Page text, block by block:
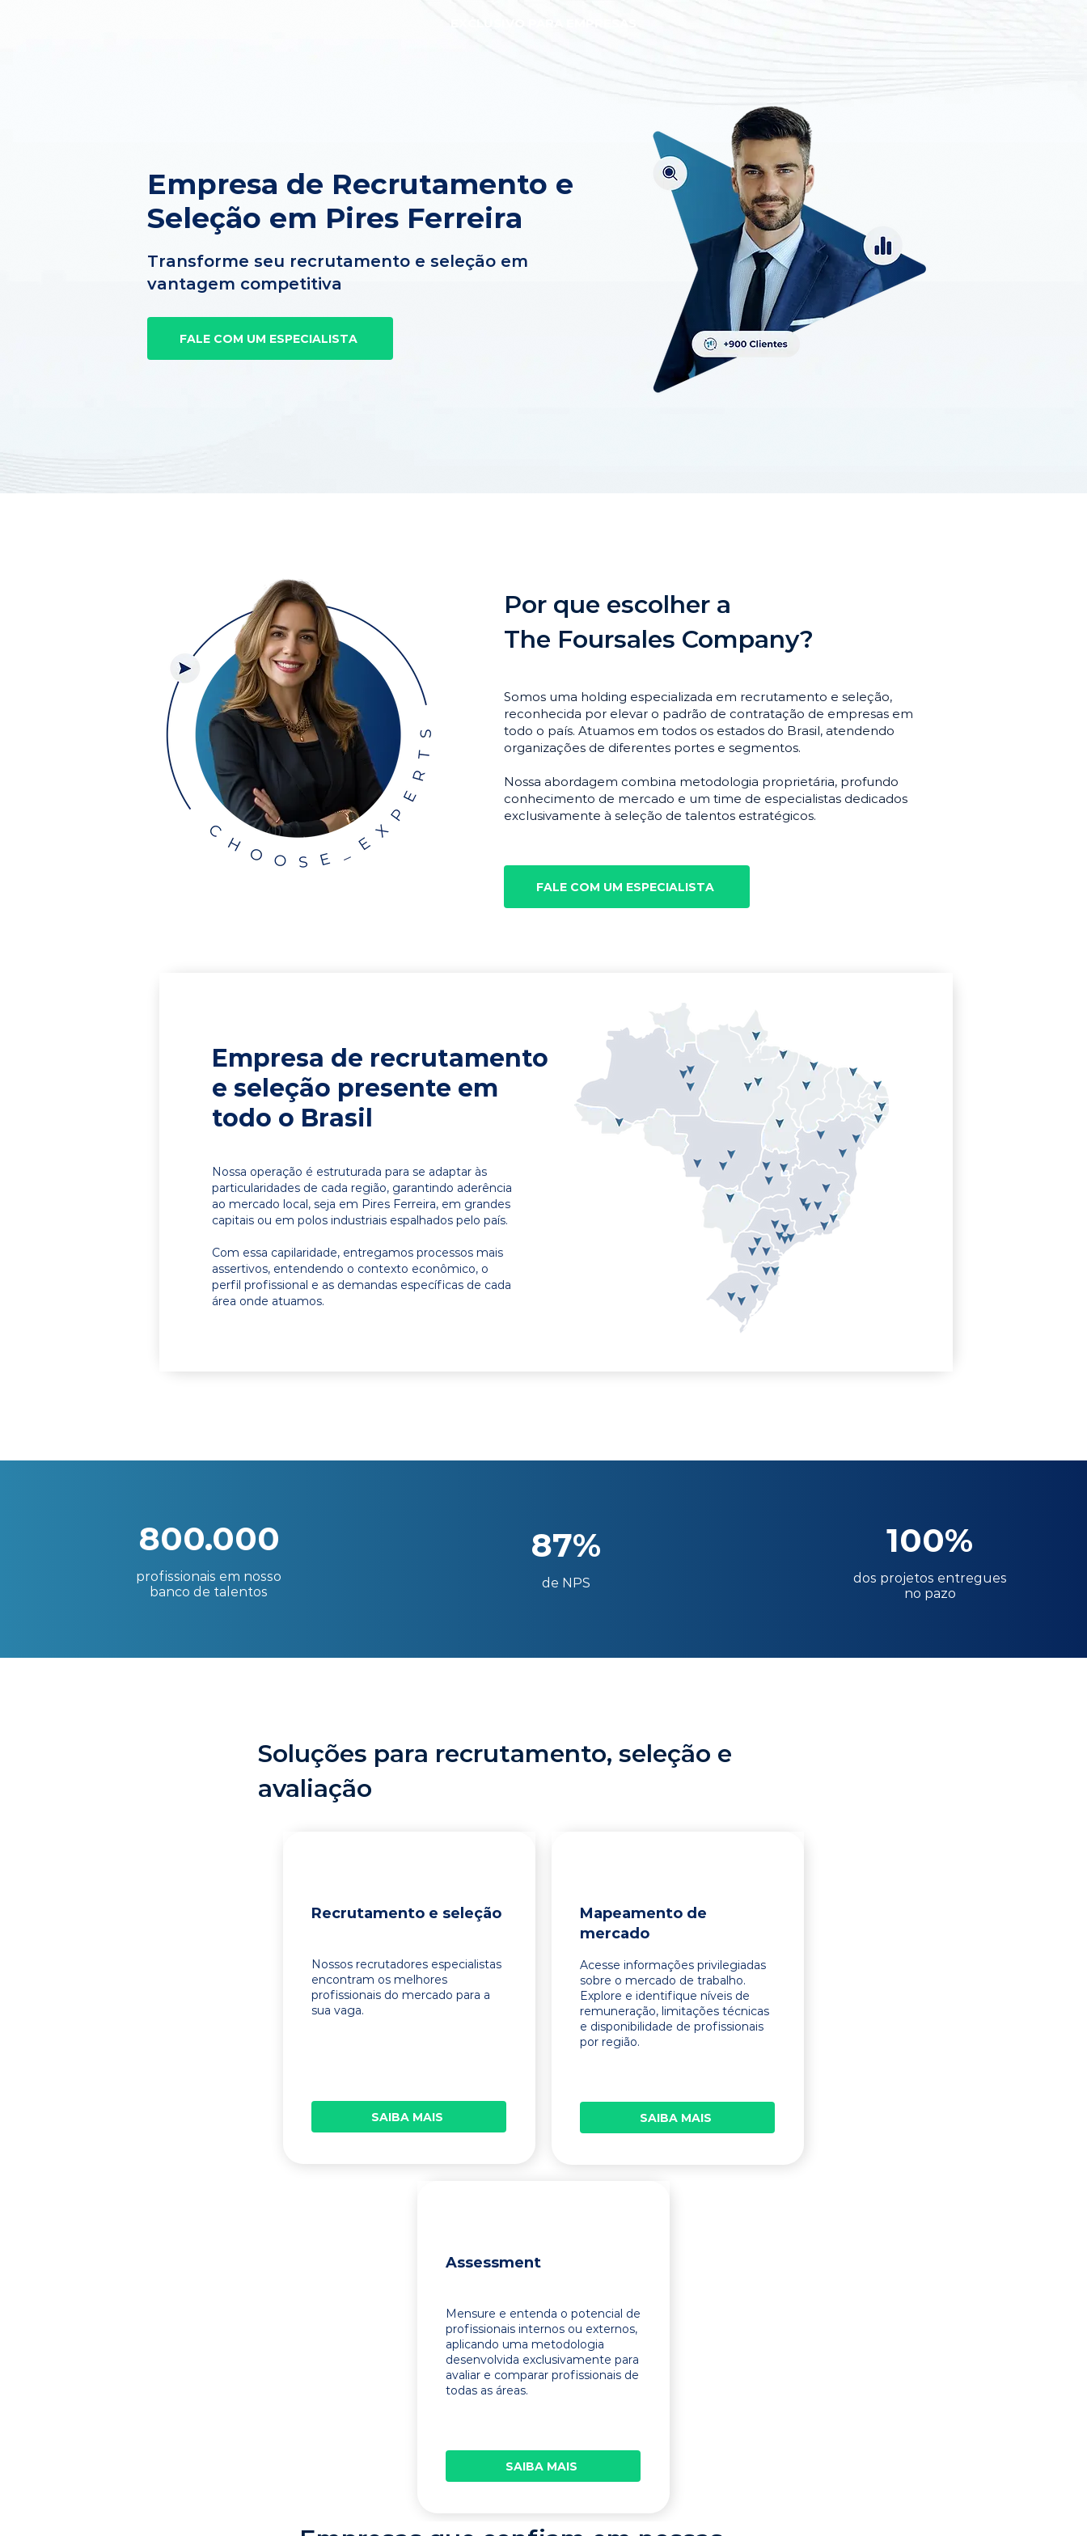
Empresa de Recrutamento e
Seleção em Pires Ferreira
Transforme seu recrutamento e seleção em
vantagem competitiva
FALE COM UM ESPECIALISTA
Por que escolher a
The Foursales Company?
Somos uma holding especializada em recrutamento e seleção,
reconhecida por elevar o padrão de contratação de empresas em
todo o país. Atuamos em todos os estados do Brasil, atendendo
organizações de diferentes portes e segmentos.
Nossa abordagem combina metodologia proprietária, profundo
conhecimento de mercado e um time de especialistas dedicados
exclusivamente à seleção de talentos estratégicos.
FALE COM UM ESPECIALISTA
Empresa de recrutamento
e seleção presente em
todo o Brasil
Nossa operação é estruturada para se adaptar às
particularidades de cada região, garantindo aderência
ao mercado local, seja em Pires Ferreira, em grandes
capitais ou em polos industriais espalhados pelo país.
Com essa capilaridade, entregamos processos mais
assertivos, entendendo o contexto econômico, o
perfil profissional e as demandas específicas de cada
área onde atuamos.
800.000
profissionais em nosso
banco de talentos
87%
de NPS
100%
dos projetos entregues
no pazo
Soluções para recrutamento, seleção e
avaliação
Recrutamento e seleção
Nossos recrutadores especialistas
encontram os melhores
profissionais do mercado para a
sua vaga.
SAIBA MAIS
Mapeamento de
mercado
Acesse informações privilegiadas
sobre o mercado de trabalho.
Explore e identifique níveis de
remuneração, limitações técnicas
e disponibilidade de profissionais
por região.
SAIBA MAIS
Assessment
Mensure e entenda o potencial de
profissionais internos ou externos,
aplicando uma metodologia
desenvolvida exclusivamente para
avaliar e comparar profissionais de
todas as áreas.
SAIBA MAIS